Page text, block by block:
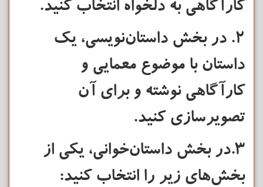
کارآگاهی به دلخواه انتخاب کنید.
2. در بخش داستان‌نویسی، یک
داستان با موضوع معمایی و
کارآگاهی نوشته و برای آن
تصویرسازی کنید.
3.در بخش داستان‌خوانی، یکی از
بخش‌های زیر را انتخاب کنید: